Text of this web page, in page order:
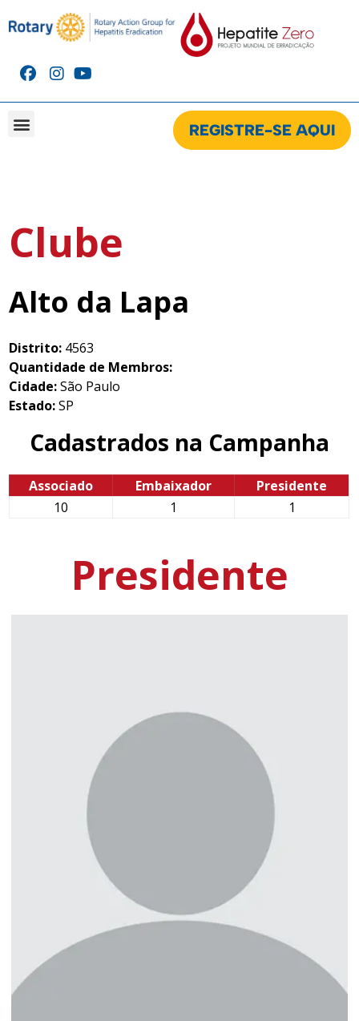
REGISTRE-SE AQUI
Clube
Alto da Lapa
Distrito: 4563
Quantidade de Membros:
Cidade:São Paulo
Estado:SP
Cadastrados na Campanha
Associado Embaixador
Presidente
10
1 1
Presidente